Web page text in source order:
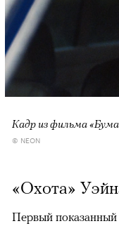
Кадр из фильма
© NEON
«Охота»
Первый